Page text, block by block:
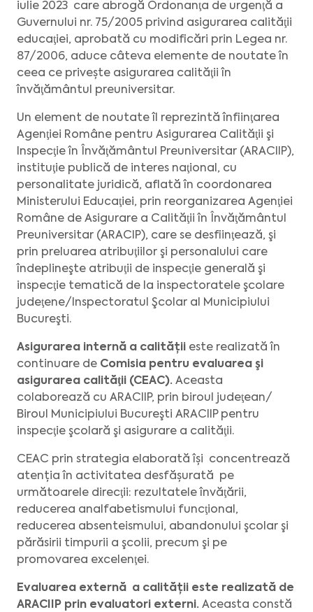
iulie 2023 care abrogă Ordonanţa de urgenţă a
Guvernului nr. 75/2005 privind asigurarea calităţii
educaţiei, aprobată cu modificări prin Legea nr.
87/2006, aduce câteva elemente de noutate în
ceea ce privește asigurarea calităţii în
învăţământul preuniversitar.
Un element de noutate îl reprezintă înfiinţarea
Agenţiei Române pentru Asigurarea Calităţii şi
Inspecţie în Învăţământul Preuniversitar (ARACIIP),
instituţie publică de interes naţional, cu
personalitate juridică, aflată în coordonarea
Ministerului Educaţiei, prin reorganizarea Agenţiei
Române de Asigurare a Calităţii în Învăţământul
Preuniversitar (ARACIP), care se desfiinţează, şi
prin preluarea atribuţiilor şi personalului care
îndeplineşte atribuţii de inspecţie generală şi
inspecţie tematică de la inspectoratele şcolare
judeţene/Inspectoratul Şcolar al Municipiului
Bucureşti.
Asigurarea internă a calității este realizată în
continuare de Comisia pentru evaluarea şi
asigurarea calităţii (CEAC). Aceasta
colaborează cu ARACIIP, prin biroul judeţean/
Biroul Municipiului Bucureşti ARACIIP pentru
inspecţie şcolară şi asigurare a calităţii.
CEAC prin strategia elaborată își concentrează
atenția în activitatea desfășurată pe
următoarele direcţii: rezultatele învăţării,
reducerea analfabetismului funcţional,
reducerea absenteismului, abandonului şcolar şi
părăsirii timpurii a şcolii, precum şi pe
promovarea excelenţei.
Evaluarea externă a calității este realizată de
ARACIIP prin evaluatori externi. Aceasta constă